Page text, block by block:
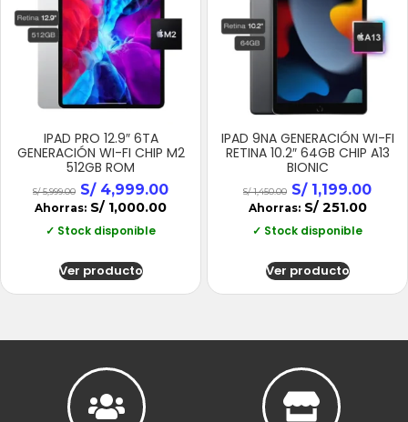
IPAD PRO 12.9″ 6TA
GENERACIÓN WI-FI CHIP M2
512GB ROM
S/5,999.00 S/4,999.00
Ahorras: S/ 1,000.00
✓ Stock disponible
Ver producto
IPAD 9NA GENERACIÓN WI-FI
RETINA 10.2″ 64GB CHIP A13
BIONIC
S/1,450.00 S/1,199.00
Ahorras: S/251.00
✓ Stock disponible
Ver producto